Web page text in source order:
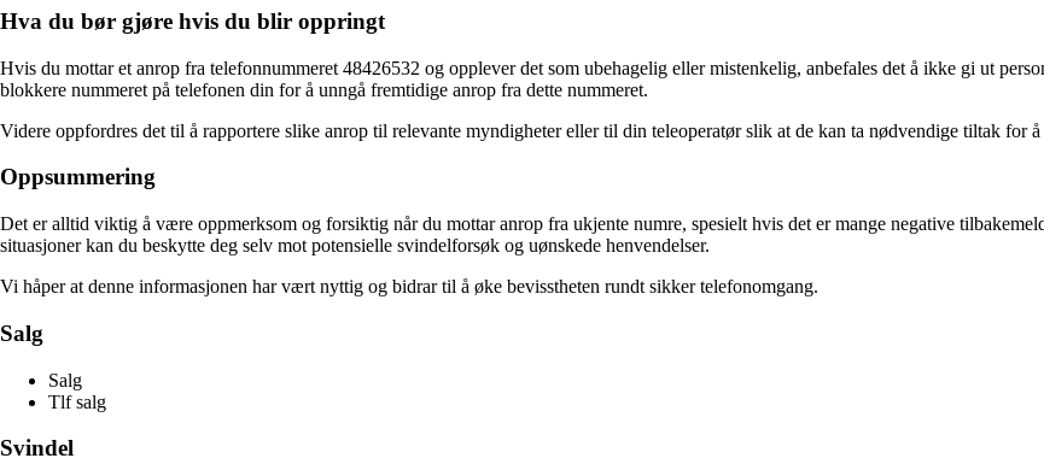
Hva du bør gjøre hvis du blir oppringt
Hvis du mottar et anrop fra telefonnummeret 48426532 og opplever det som ubehagelig eller mistenkelig, anbefales det å ikke gi ut
blokkere nummeret på telefonen din for å unngå fremtidige anrop fra dette nummeret.
Videre oppfordres det til å rapportere slike anrop til relevante myndigheter eller til din teleoperatør slik at de kan ta nødvendige tiltak for å
Oppsummering
Det er alltid viktig å være oppmerksom og forsiktig når du mottar anrop fra ukjente numre, spesielt hvis det er mange negative
situasjoner kan du beskytte deg selv mot potensielle svindelforsøk og uønskede henvendelser.
Vi håper at denne informasjonen har vært nyttig og bidrar til å øke bevisstheten rundt sikker telefonomgang.
Salg
Salg
Tlf salg
Svindel